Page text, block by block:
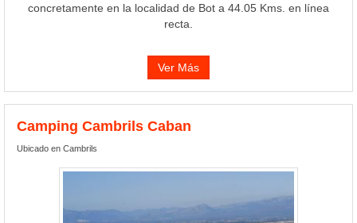
concretamente en la localidad de Bot a 44.05 Kms. en línea
recta.
Ver Más
Camping Cambrils Caban
Ubicado en Cambrils